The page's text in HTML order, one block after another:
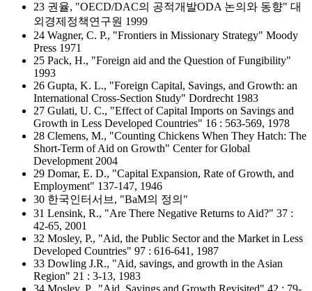
23 권율, "OECD/DAC의 공적개발ODA 논의와 동향" 대
외경제정책연구원 1999
24 Wagner, C. P., "Frontiers in Missionary Strategy" Moody
Press 1971
25 Pack, H., "Foreign aid and the Question of Fungibility"
1993
26 Gupta, K. L., "Foreign Capital, Savings, and Growth: an
International Cross-Section Study" Dordrecht 1983
27 Gulati, U. C., "Effect of Capital Imports on Savings and
Growth in Less Developed Countries" 16 : 563-569, 1978
28 Clemens, M., "Counting Chickens When They Hatch: The
Short-Term of Aid on Growth" Center for Global
Development 2004
29 Domar, E. D., "Capital Expansion, Rate of Growth, and
Employment" 137-147, 1946
30 한국인터서브, "BaM의 정의"
31 Lensink, R., "Are There Negative Returns to Aid?" 37 :
42-65, 2001
32 Mosley, P., "Aid, the Public Sector and the Market in Less
Developed Countries" 97 : 616-641, 1987
33 Dowling J.R., "Aid, savings, and growth in the Asian
Region" 21 : 3-13, 1983
34 Mosley, P., "Aid, Savings and Growth Revisited" 42 : 79-